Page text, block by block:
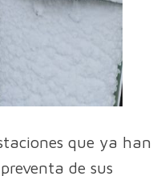
que ya han
de sus